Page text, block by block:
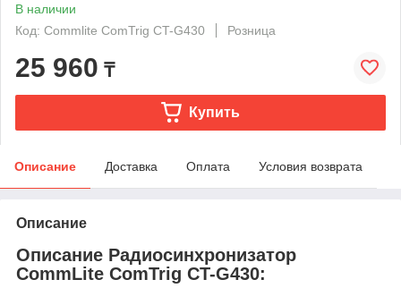
В наличии
Код: Commlite ComTrig CT-G430
Розница
25 960 ₸
Купить
Описание Доставка Оплата Условия возврата
Описание
Описание Радиосинхронизатор
CommLite ComTrig CT-G430: